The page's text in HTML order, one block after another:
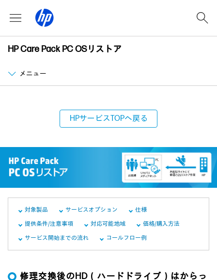
HP Care Pack PC OSリストア
メニュー
HPサービスTOPへ戻る
対象製品 サービスオプション
仕様
提供条件/注意事項
対応可能地域
価格/購入方法
サービス開始までの流れ
コールフロー例
修理交換後のHD（ハードドライブ）はからっ